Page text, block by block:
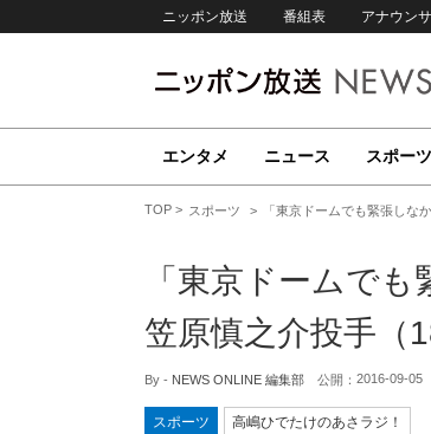
ニッポン放送 番組表 アナウン
エンタメ ニュース スポーツ
TOP スポーツ 「東京ドームでも緊張し
「東京ドームで
笠原慎之介投手
By - NEWS ONLINE 編集部 公開： 2016-09-05
スポーツ 高嶋ひでたけのあさラジ！